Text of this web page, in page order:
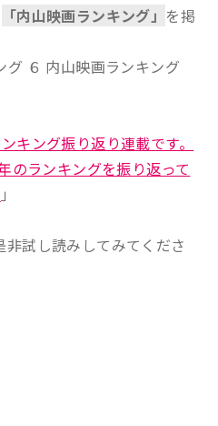
「内山映画ランキング」 を掲
グ ６ 内山映画ランキング
キング振り返り連載です。
のランキングを振り返って
」
試し読みしてみてくださ